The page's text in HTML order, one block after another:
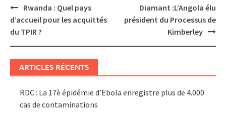
Post
navigation
Rwanda : Quel pays
d’accueil pour les acquittés
du TPIR ?
Diamant :L’Angola élu
président du Processus de
Kimberley
ARTICLES RÉCENTS
RDC : La 17è épidémie d’Ebola enregistre plus de 4.000
cas de contaminations